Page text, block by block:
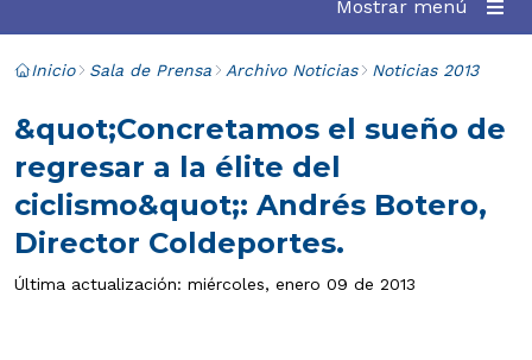
Mostrar menú
Inicio Sala de Prensa Archivo Noticias Noticias 2013
&quot;Concretamos el sueño de
regresar a la élite del
ciclismo&quot;: Andrés Botero,
Director Coldeportes.
Última actualización: miércoles, enero 09 de 2013